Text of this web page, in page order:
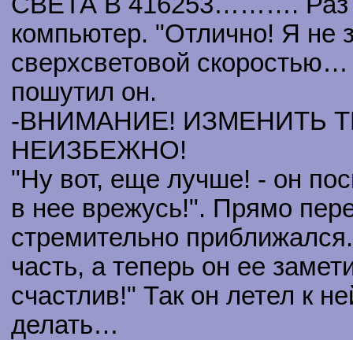
компьютер. "Отлично! Я не
сверхсветовой
пошутил он.
-ВНИМАНИЕ! ИЗМЕНИТЬ
НЕИЗБЕЖНО!
"Ну вот, еще лучше! - он
в нее врежусь!". Прямо
стремительно
часть, а теперь он ее
счастлив!" Так он летел к
делать…